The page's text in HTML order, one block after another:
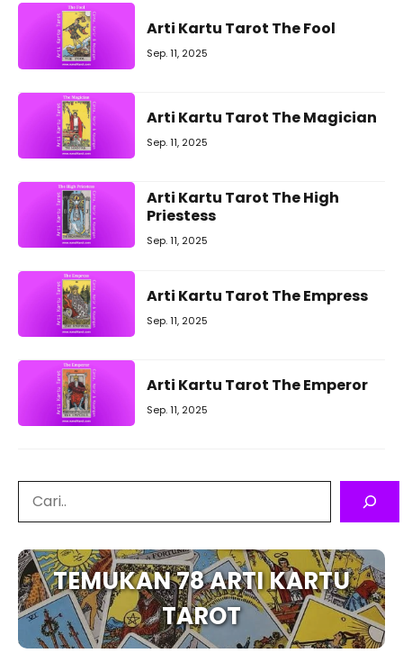
Arti Kartu Tarot The Fool
Sep. 11, 2025
Arti Kartu Tarot The Magician
Sep. 11, 2025
Arti Kartu Tarot The High
Priestess
Sep. 11, 2025
Arti Kartu Tarot The Empress
Sep. 11, 2025
Arti Kartu Tarot The Emperor
Sep. 11, 2025
Search
TEMUKAN 78 ARTI KARTU
TAROT